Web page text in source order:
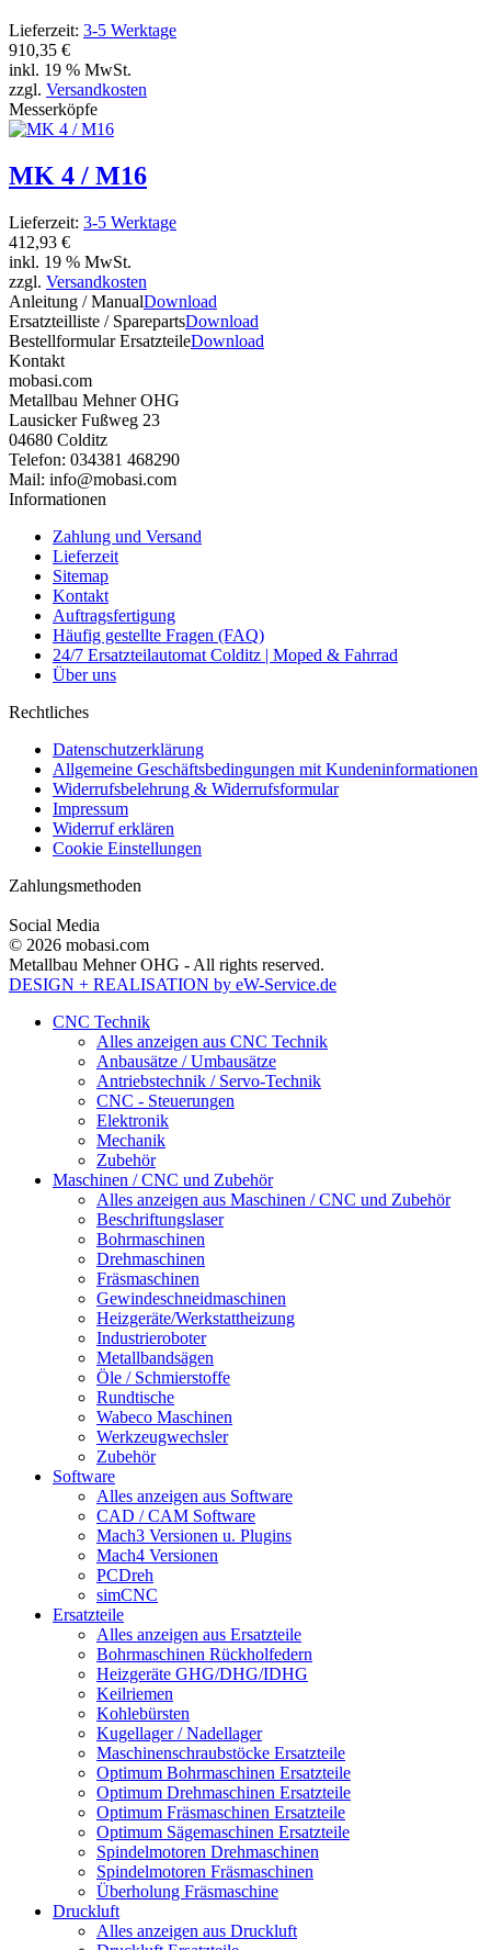
Lieferzeit: 3-5 Werktage
910,35 €
inkl. 19 % MwSt.
zzgl. Versandkosten
Messerköpfe
MK 4 / M16
Lieferzeit: 3-5 Werktage
412,93 €
inkl. 19 % MwSt.
zzgl. Versandkosten
Anleitung / ManualDownload
Ersatzteilliste / SparepartsDownload
Bestellformular ErsatzteileDownload
Kontakt
mobasi.com
Metallbau Mehner OHG
Lausicker Fußweg 23
04680 Colditz
Telefon: 034381 468290
Mail: info@mobasi.com
Informationen
Zahlung und Versand
Lieferzeit
Sitemap
Kontakt
Auftragsfertigung
Häufig gestellte Fragen (FAQ)
24/7 Ersatzteilautomat Colditz | Moped & Fahrrad
Über uns
Rechtliches
Datenschutzerklärung
Allgemeine Geschäftsbedingungen mit Kundeninformationen
Widerrufsbelehrung & Widerrufsformular
Impressum
Widerruf erklären
Cookie Einstellungen
Zahlungsmethoden
Social Media
© 2026 mobasi.com
Metallbau Mehner OHG - All rights reserved.
DESIGN + REALISATION by eW-Service.de
CNC Technik
Alles anzeigen aus CNC Technik
Anbausätze / Umbausätze
Antriebstechnik / Servo-Technik
CNC - Steuerungen
Elektronik
Mechanik
Zubehör
Maschinen / CNC und Zubehör
Alles anzeigen aus Maschinen / CNC und Zubehör
Beschriftungslaser
Bohrmaschinen
Drehmaschinen
Fräsmaschinen
Gewindeschneidmaschinen
Heizgeräte/Werkstattheizung
Industrieroboter
Metallbandsägen
Öle / Schmierstoffe
Rundtische
Wabeco Maschinen
Werkzeugwechsler
Zubehör
Software
Alles anzeigen aus Software
CAD / CAM Software
Mach3 Versionen u. Plugins
Mach4 Versionen
PCDreh
simCNC
Ersatzteile
Alles anzeigen aus Ersatzteile
Bohrmaschinen Rückholfedern
Heizgeräte GHG/DHG/IDHG
Keilriemen
Kohlebürsten
Kugellager / Nadellager
Maschinenschraubstöcke Ersatzteile
Optimum Bohrmaschinen Ersatzteile
Optimum Drehmaschinen Ersatzteile
Optimum Fräsmaschinen Ersatzteile
Optimum Sägemaschinen Ersatzteile
Spindelmotoren Drehmaschinen
Spindelmotoren Fräsmaschinen
Überholung Fräsmaschine
Druckluft
Alles anzeigen aus Druckluft